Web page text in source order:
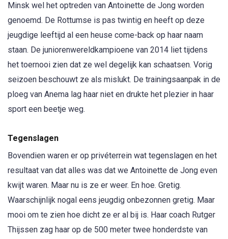
Minsk wel het optreden van Antoinette de Jong worden
genoemd. De Rottumse is pas twintig en heeft op deze
jeugdige leeftijd al een heuse come-back op haar naam
staan. De juniorenwereldkampioene van 2014 liet tijdens
het toernooi zien dat ze wel degelijk kan schaatsen. Vorig
seizoen beschouwt ze als mislukt. De trainingsaanpak in de
ploeg van Anema lag haar niet en drukte het plezier in haar
sport een beetje weg.
Tegenslagen
Bovendien waren er op privéterrein wat tegenslagen en het
resultaat van dat alles was dat we Antoinette de Jong even
kwijt waren. Maar nu is ze er weer. En hoe. Gretig.
Waarschijnlijk nogal eens jeugdig onbezonnen gretig. Maar
mooi om te zien hoe dicht ze er al bij is. Haar coach Rutger
Thijssen zag haar op de 500 meter twee honderdste van